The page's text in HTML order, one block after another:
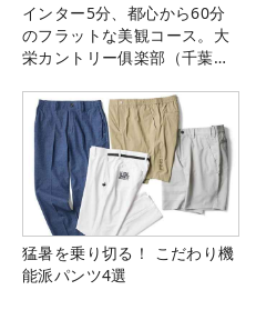
インター5分、都心から60分
のフラットな美観コース。大
栄カントリー俱楽部（千葉
猛暑を乗り切る！ こだわり機
能派パンツ4選